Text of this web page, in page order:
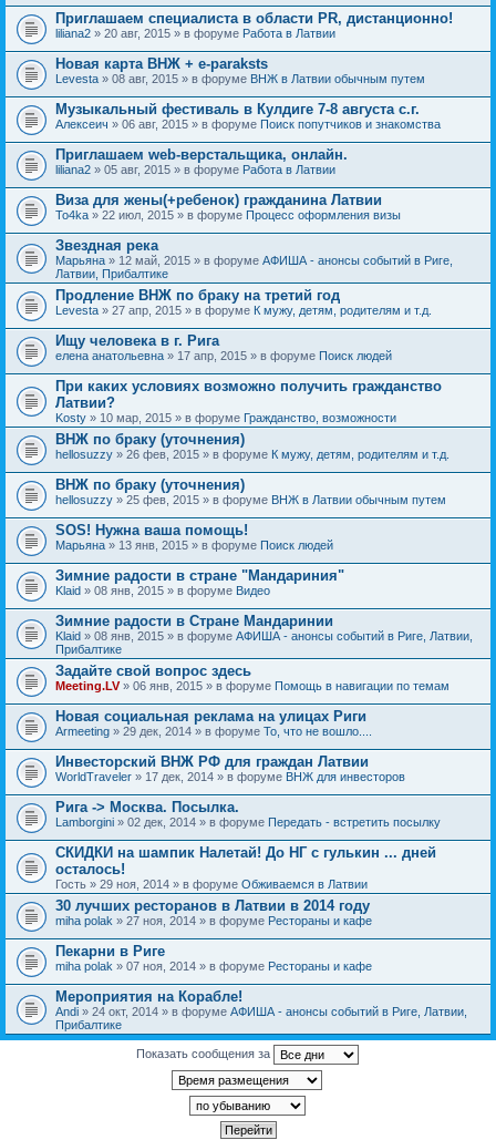
Приглашаем специалиста в области PR, дистанционно!
liliana2 » 20 авг, 2015 » в форуме Работа в Латвии
Новая карта ВНЖ + e-paraksts
Levesta » 08 авг, 2015 » в форуме ВНЖ в Латвии обычным путем
Музыкальный фестиваль в Кулдиге 7-8 августа с.г.
Алексеич » 06 авг, 2015 » в форуме Поиск попутчиков и знакомства
Приглашаем web-верстальщика, онлайн.
liliana2 » 05 авг, 2015 » в форуме Работа в Латвии
Виза для жены(+ребенок) гражданина Латвии
To4ka » 22 июл, 2015 » в форуме Процесс оформления визы
Звездная река
Марьяна » 12 май, 2015 » в форуме АФИША - анонсы событий в Риге,
Латвии, Прибалтике
Продление ВНЖ по браку на третий год
Levesta » 27 апр, 2015 » в форуме К мужу, детям, родителям и т.д.
Ищу человека в г. Рига
елена анатольевна » 17 апр, 2015 » в форуме Поиск людей
При каких условиях возможно получить гражданство
Латвии?
Kosty » 10 мар, 2015 » в форуме Гражданство, возможности
ВНЖ по браку (уточнения)
hellosuzzy » 26 фев, 2015 » в форуме К мужу, детям, родителям и т.д.
ВНЖ по браку (уточнения)
hellosuzzy » 25 фев, 2015 » в форуме ВНЖ в Латвии обычным путем
SOS! Нужна ваша помощь!
Марьяна » 13 янв, 2015 » в форуме Поиск людей
Зимние радости в стране "Мандариния"
Klaid » 08 янв, 2015 » в форуме Видео
Зимние радости в Стране Мандаринии
Klaid » 08 янв, 2015 » в форуме АФИША - анонсы событий в Риге, Латвии,
Прибалтике
Задайте свой вопрос здесь
Meeting.LV» 06 янв, 2015 » в форуме Помощь в навигации по темам
Новая социальная реклама на улицах Риги
Armeeting » 29 дек, 2014 » в форуме То, что не вошло....
Инвесторский ВНЖ РФ для граждан Латвии
WorldTraveler » 17 дек, 2014 » в форуме ВНЖ для инвесторов
Рига -> Москва. Посылка.
Lamborgini » 02 дек, 2014 » в форуме Передать - встретить посылку
СКИДКИ на шампик Налетай! До НГ с гулькин ... дней
осталось!
Гость » 29 ноя, 2014 » в форуме Обживаемся в Латвии
30 лучших ресторанов в Латвии в 2014 году
miha polak » 27 ноя, 2014 » в форуме Рестораны и кафе
Пекарни в Риге
miha polak » 07 ноя, 2014 » в форуме Рестораны и кафе
Мероприятия на Корабле!
Andi » 24 окт, 2014 » в форуме АФИША - анонсы событий в Риге, Латвии,
Прибалтике
Показать сообщения за